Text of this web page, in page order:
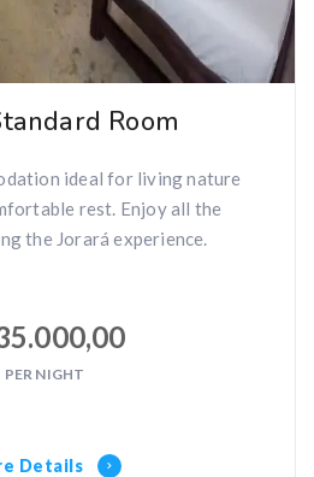
Room
ideal for living nature
rest. Enjoy all the
the Jorará experience.
PER NIGHT
Details